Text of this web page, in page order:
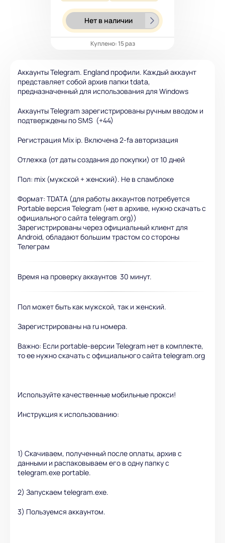
Нет в наличии
Куплено: 15 раз
Аккаунты Telegram. England профили. Каждый аккаунт
представляет собой архив папки tdata,
предназначенный для использования для Windows
Аккаунты Telegram зарегистрированы ручным вводом и
подтверждены по SMS (+44)
Регистрация Mix ip. Включена 2-fa авторизация
Отлежка (от даты создания до покупки) от 10 дней
Пол: mix (мужской + женский). Не в спамблоке
Формат: TDATA (для работы аккаунтов потребуется
Portable версия Telegram (нет в архиве, нужно скачать с
официального сайта telegram.org))
Зарегистрированы через официальный клиент для
Android, обладают большим трастом со стороны
Телеграм
Время на проверку аккаунтов 30 минут.
Пол может быть как мужской, так и женский.
Зарегистрированы на ru номера.
Важно: Если portable-версии Telegram нет в комплекте,
то ее нужно скачать с официального сайта telegram.org
Используйте качественные мобильные прокси!
Инструкция к использованию:
1) Скачиваем, полученный после оплаты, архив с
данными и распаковываем его в одну папку с
telegram.exe portable.
2) Запускаем telegram.exe.
3) Пользуемся аккаунтом.